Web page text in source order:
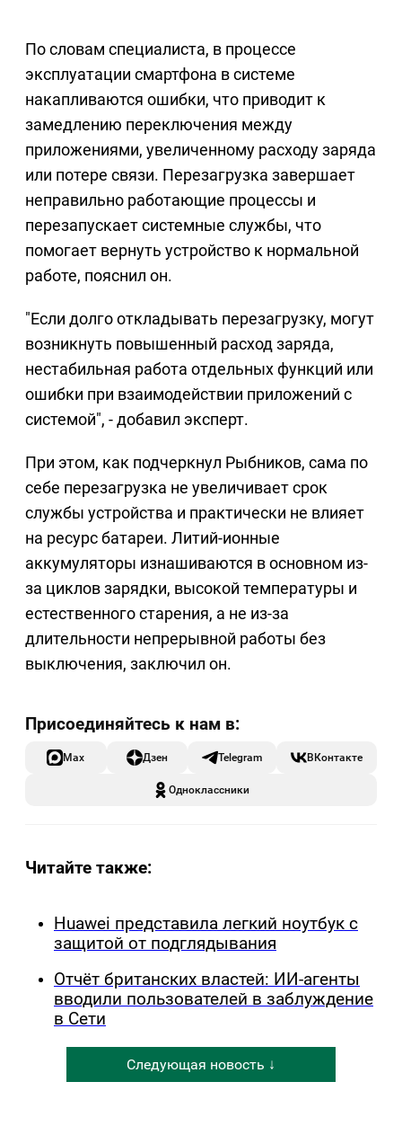
По словам специалиста, в процессе
эксплуатации смартфона в системе
накапливаются ошибки, что приводит к
замедлению переключения между
приложениями, увеличенному расходу заряда
или потере связи. Перезагрузка завершает
неправильно работающие процессы и
перезапускает системные службы, что
помогает вернуть устройство к нормальной
работе, пояснил он.
"Если долго откладывать перезагрузку, могут
возникнуть повышенный расход заряда,
нестабильная работа отдельных функций или
ошибки при взаимодействии приложений с
системой", - добавил эксперт.
При этом, как подчеркнул Рыбников, сама по
себе перезагрузка не увеличивает срок
службы устройства и практически не влияет
на ресурс батареи. Литий-ионные
аккумуляторы изнашиваются в основном из-
за циклов зарядки, высокой температуры и
естественного старения, а не из-за
длительности непрерывной работы без
выключения, заключил он.
Max Дзен Telegram ВКонтакте
Одноклассники
Читайте также:
Huawei представила легкий ноутбук с
защитой от подглядывания
Отчёт британских властей: ИИ-агенты
вводили пользователей в заблуждение
в Сети
Следующая новость ↓